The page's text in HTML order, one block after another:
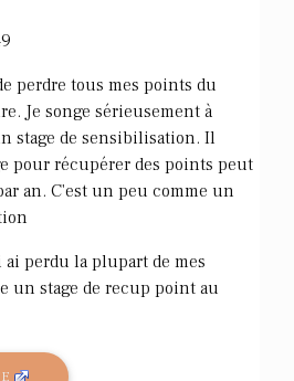
perdre tous mes points du
Je songe sérieusement à
stage de sensibilisation. Il
pour récupérer des points peut
an. C'est un peu comme un
perdu la plupart de mes
un stage de recup point au